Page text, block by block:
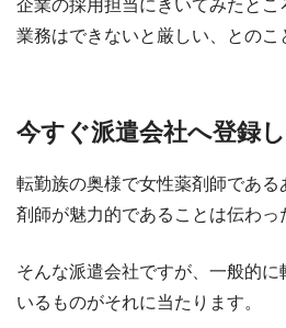
企業の採用担当にきいてみたとこ
業務はできないと厳しい、とのこ
今すぐ派遣会社へ登録
転勤族の奥様で女性薬剤師であ
剤師が魅力的であることは伝わっ
そんな派遣会社ですが、一般的
いるものがそれに当たります。